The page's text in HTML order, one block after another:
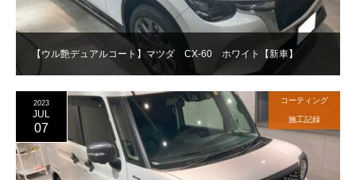
【ウル艶デュアルコート】マツダ CX-60 ホワイト【新車】
2023
JUL
07
コーティング
施工記録